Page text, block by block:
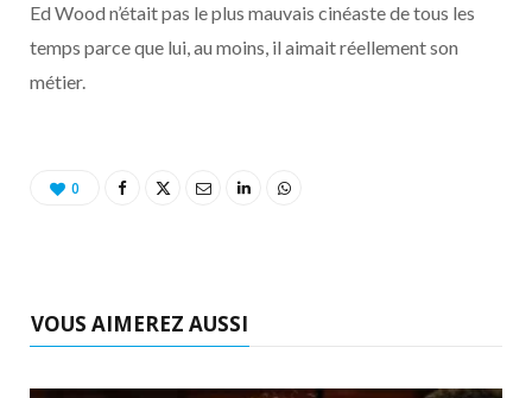
Ed Wood n’était pas le plus mauvais cinéaste de tous les
temps parce que lui, au moins, il aimait réellement son
métier.
0
VOUS AIMEREZ AUSSI